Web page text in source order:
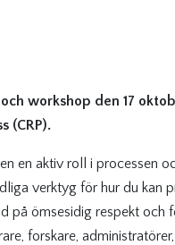
workshop den 17
(CRP).
en aktiv roll i processen
verktyg för hur du kan
på ömsesidig respekt och
forskare,